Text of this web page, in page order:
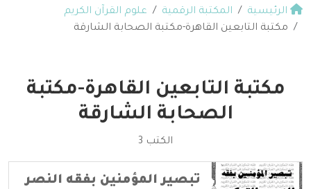
الرئيسية المكتبة الرقمية
علوم القرآن الكريم
مكتبة التابعين القاهرة-مكتبة الصحابة الشارقة
مكتبة التابعين القاهرة-مكتبة
الصحابة الشارقة
الكتب 3
تبصير المؤمنين بفقه النصر